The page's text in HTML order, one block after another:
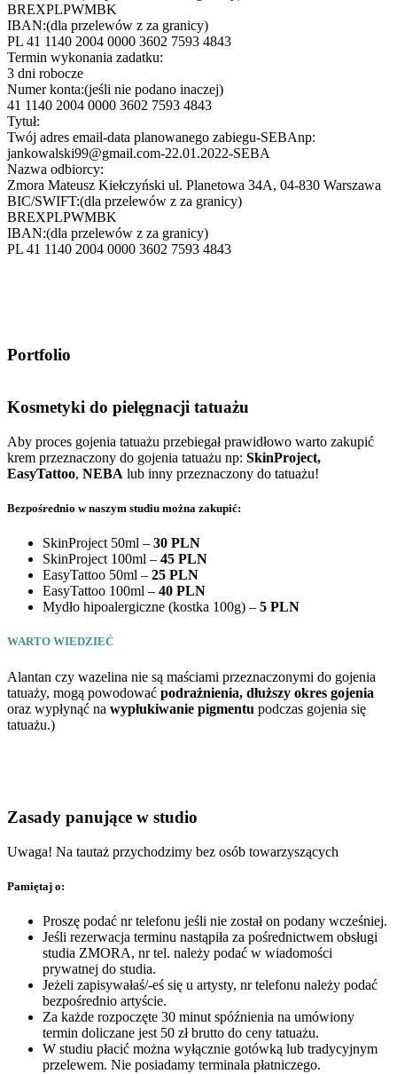
BREXPLPWMBK
IBAN:(dla przelewów z za granicy)
PL 41 1140 2004 0000 3602 7593 4843
Termin wykonania zadatku:
3 dni robocze
Numer konta:(jeśli nie podano inaczej)
41 1140 2004 0000 3602 7593 4843
Tytuł:
Twój adres email-data planowanego zabiegu-SEBAnp:
jankowalski99@gmail.com-22.01.2022-SEBA
Nazwa odbiorcy:
Zmora Mateusz Kiełczyński ul. Planetowa 34A, 04-830 Warszawa
BIC/SWIFT:(dla przelewów z za granicy)
BREXPLPWMBK
IBAN:(dla przelewów z za granicy)
PL 41 1140 2004 0000 3602 7593 4843
Portfolio
Kosmetyki do pielęgnacji tatuażu
Aby proces gojenia tatuażu przebiegał prawidłowo warto zakupić
krem przeznaczony do gojenia tatuażu np: SkinProject,
EasyTattoo, NEBA lub inny przeznaczony do tatuażu!
Bezpośrednio w naszym studiu można zakupić:
SkinProject 50ml – 30 PLN
SkinProject 100ml – 45 PLN
EasyTattoo 50ml – 25 PLN
EasyTattoo 100ml – 40 PLN
Mydło hipoalergiczne (kostka 100g) – 5 PLN
WARTO WIEDZIEĆ
Alantan czy wazelina nie są maściami przeznaczonymi do gojenia
tatuaży, mogą powodować podrażnienia, dłuższy okres gojenia
oraz wypłynąć na wypłukiwanie pigmentu podczas gojenia się
tatuażu.)
Zasady panujące w studio
Uwaga! Na tautaż przychodzimy bez osób towarzyszących
Pamiętaj o:
Proszę podać nr telefonu jeśli nie został on podany wcześniej.
Jeśli rezerwacja terminu nastąpiła za pośrednictwem obsługi
studia ZMORA, nr tel. należy podać w wiadomości
prywatnej do studia.
Jeżeli zapisywałaś/-eś się u artysty, nr telefonu należy podać
bezpośrednio artyście.
Za każde rozpoczęte 30 minut spóźnienia na umówiony
termin doliczane jest 50 zł brutto do ceny tatuażu.
W studiu płacić można wyłącznie gotówką lub tradycyjnym
przelewem. Nie posiadamy terminala płatniczego.